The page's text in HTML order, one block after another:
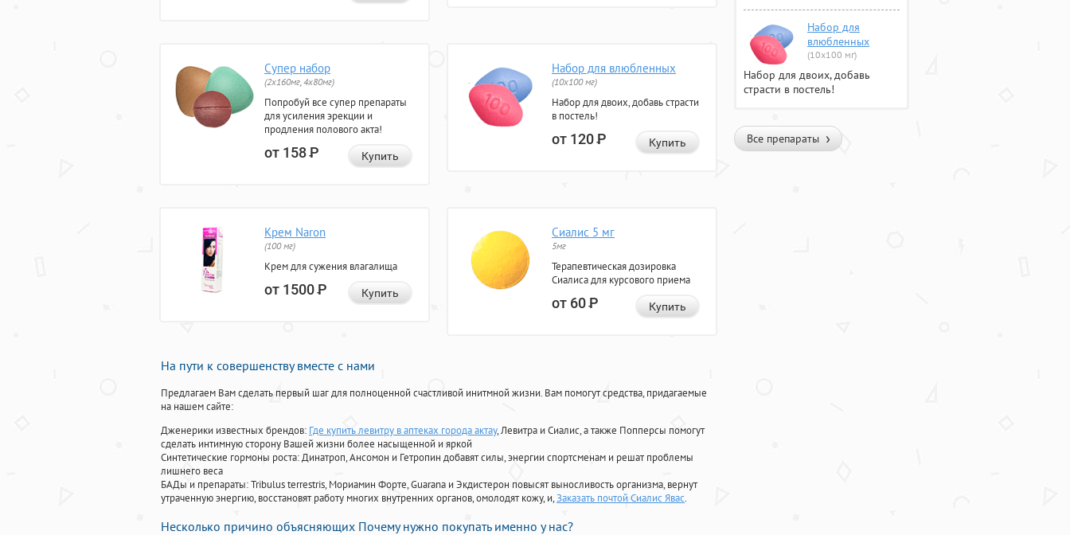
Супер набор
(2х160мг, 4х80мг)
Попробуй все супер препараты
для усиления эрекции и
продления полового акта!
от 158Р Купить
Набор для влюбленных
(10х100 мг)
Набор для двоих, добавь страсти
в постель!
от 120Р Купить
Крем Naron
(100 мг)
Крем для сужения влагалища
от 1500Р Купить
Сиалис 5 мг
5мг
Терапевтическая дозировка
Сиалиса для курсового приема
от 60Р Купить
На пути к совершенству вместе с нами
Предлагаем Вам сделать первый шаг для полноценной счастливой инитмной жизни. Вам помогут средства, придагаемые
на нашем сайте:
Дженерики известных брендов: Где купить левитру в аптеках города актау, Левитра и Сиалис, а также Попперсы помогут
сделать интимную сторону Вашей жизни более насыщенной и яркой
Синтетические гормоны роста: Динатроп, Ансомон и Гетропин добавят силы, энергии спортсменам и решат проблемы
лишнего веса
БАДы и препараты:Tribulus terrestris, Мориамин Форте, Guarana и Экдистерон повысят выносливость организма, вернут
утраченную энергию, восстановят работу многих внутренних органов, омолодят кожу, и,Заказать почтой Сиалис Явас.
Несколько причино объясняющих Почему нужно покупать именно у нас?
Набор для
влюбленных
(10х100 мг)
Набор для двоих, добавь
страсти в постель!
Все препараты